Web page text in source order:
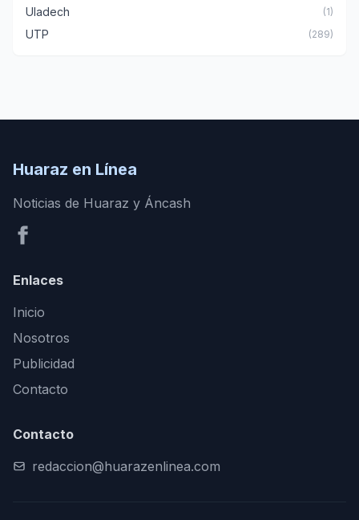
Uladech (1)
UTP (289)
Huaraz en Línea
Noticias de Huaraz y Áncash
Enlaces
Inicio
Nosotros
Publicidad
Contacto
Contacto
redaccion@huarazenlinea.com